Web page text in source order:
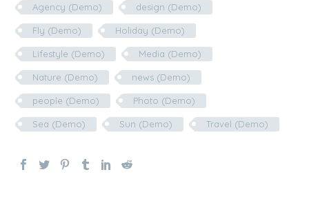
Agency (Demo) design (Demo)
Fly (Demo) Holiday (Demo)
Lifestyle (Demo) Media (Demo)
Nature (Demo) news (Demo)
people (Demo) Photo (Demo)
Sea (Demo) Sun (Demo) Travel (Demo)